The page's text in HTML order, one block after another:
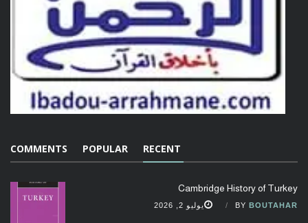
RECENT
POPULAR
COMMENTS
Cambridge History of Turkey
BY BOUTAHAR يوليو 2, 2026